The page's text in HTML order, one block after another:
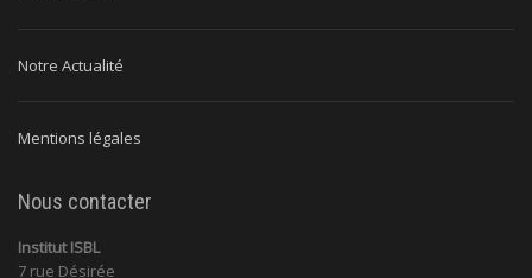
Notre Actualité
Mentions légales
Nous contacter
Institut ISBL
7 rue Désirée